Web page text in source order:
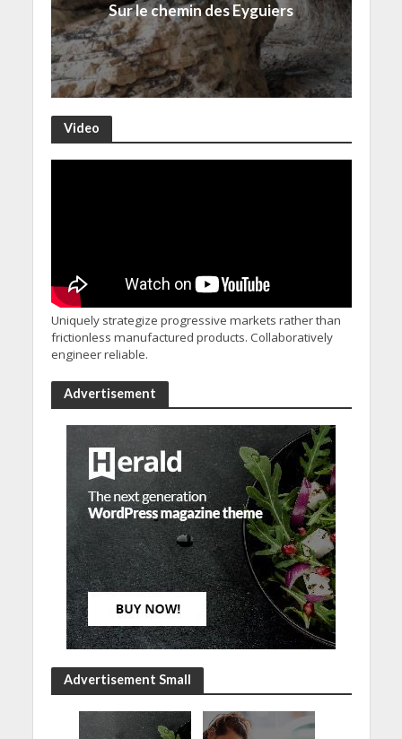
Sur le chemin des Eyguiers
Video
Uniquely strategize progressive markets rather than
frictionless manufactured products. Collaboratively
engineer reliable.
Advertisement
Advertisement Small